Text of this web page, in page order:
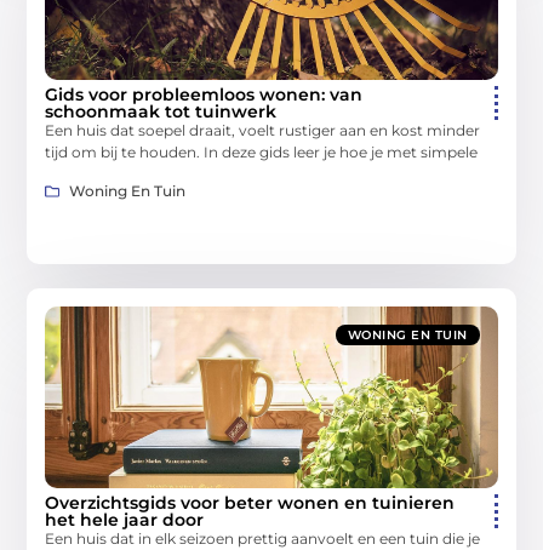
Gids voor probleemloos wonen: van
schoonmaak tot tuinwerk
Een huis dat soepel draait, voelt rustiger aan en kost minder
tijd om bij te houden. In deze gids leer je hoe je met simpele
Woning En Tuin
WONING EN TUIN
Overzichtsgids voor beter wonen en tuinieren
het hele jaar door
Een huis dat in elk seizoen prettig aanvoelt en een tuin die je